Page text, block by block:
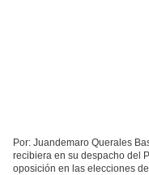
Por: Juandemaro Querales
recibiera en su despacho del
oposición en las elecciones